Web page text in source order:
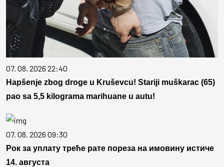
07. 08. 2026 22:40
Hapšenje zbog droge u Kruševcu! Stariji muškarac (65)
pao sa 5,5 kilograma marihuane u autu!
07. 08. 2026 09:30
Рок за уплату треће рате пореза на имовину истиче
14. августа